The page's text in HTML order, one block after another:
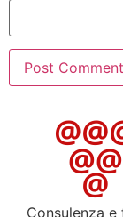
Consulenza